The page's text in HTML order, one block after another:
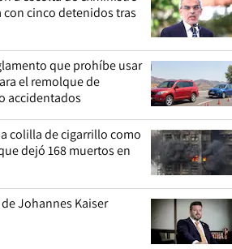
cinco detenidos tras
que prohíbe usar
el remolque de
accidentados
colilla de cigarrillo como
dejó 168 muertos en
Johannes Kaiser